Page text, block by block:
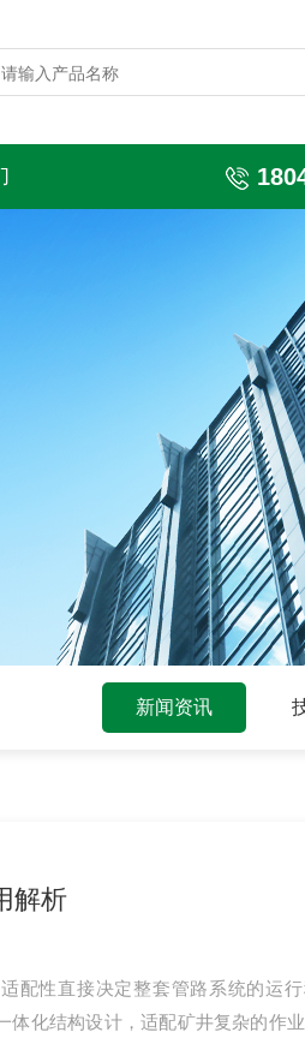
新闻资讯
解析
配性直接决定整套管路系统的运
体化结构设计，适配矿井复杂的作